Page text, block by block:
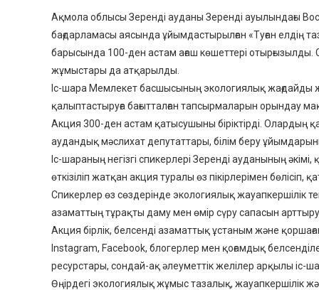
Ақмола облысы Зеренді ауданы Зеренді ауылындағы
бағдарламасы аясында ұйымдастырылған «Туған елдің
барысында 100-ден астам ағаш көшеттері
жұмыстары да атқарылды.
Іс-шара Мемлекет басшысының экологиялық жағдайды
қалыптастыруға бағытталған тапсырмаларын орындау
Акция 300-ден астам қатысушыны біріктірді. Олардың
аудандық мәслихат депутаттары, білім беру
Іс-шараның негізгі спикерлері Зеренді ауданының
өткізіліп жатқан акция туралы өз пікірлерімен бөлісіп,
Спикерлер өз сөздерінде экологиялық жауапкершілік
азаматтың тұрақты даму мен өмір сүру сапасын
Акция бірлік, белсенді азаматтық ұстаным және
Instagram, Facebook, блогерлер мен қоғамдық
ресурстары, сондай-ақ әлеуметтік желілер арқылы іс-
Өңірдегі экологиялық жұмыс тазалық, жауапкершілік